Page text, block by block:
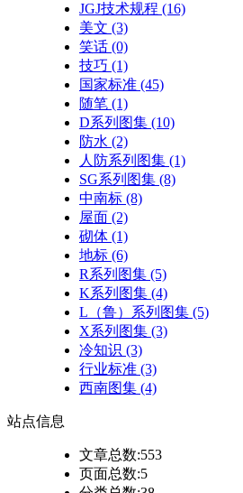
JGJ技术规程 (16)
美文 (3)
笑话 (0)
技巧 (1)
国家标准 (45)
随笔 (1)
D系列图集 (10)
防水 (2)
人防系列图集 (1)
SG系列图集 (8)
中南标 (8)
屋面 (2)
砌体 (1)
地标 (6)
R系列图集 (5)
K系列图集 (4)
L（鲁）系列图集 (5)
X系列图集 (3)
冷知识 (3)
行业标准 (3)
西南图集 (4)
站点信息
文章总数:553
页面总数:5